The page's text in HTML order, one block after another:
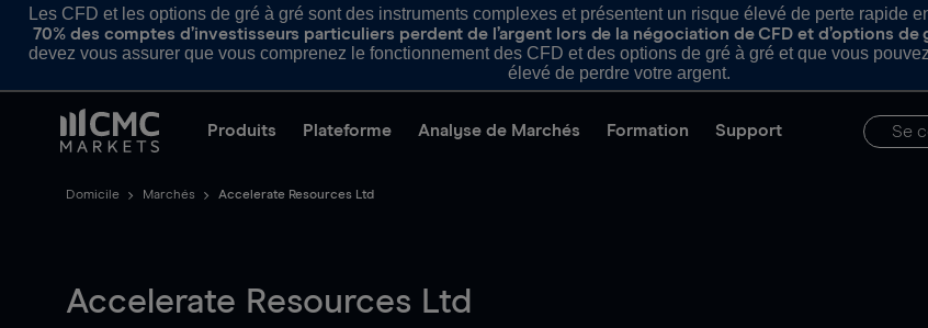
Les CFD et les options de gré à gré sont des instruments complexes et présentent un risque élevé de perte rapide
70% des comptes d’investisseurs particuliers perdent de l’argent lors de la négociation de CFD et d’options
devez vous assurer que vous comprenez le fonctionnement des CFD et des options de gré à gré et que vous
élevé de perdre votre argent.
Produits Plateforme Analyse de Marchés Formation Support Se
Domicile Marchés Accelerate Resources Ltd
Accelerate Resources Ltd